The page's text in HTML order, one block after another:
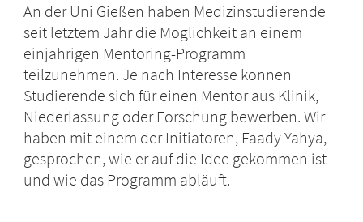
An der Uni Gießen haben Medizinstudierende
seit letztem Jahr die Möglichkeit an einem
einjährigen Mentoring-Programm
teilzunehmen. Je nach Interesse können
Studierende sich für einen Mentor aus Klinik,
Niederlassung oder Forschung bewerben. Wir
haben mit einem der Initiatoren, Faady Yahya,
gesprochen, wie er auf die Idee gekommen ist
und wie das Programm abläuft.